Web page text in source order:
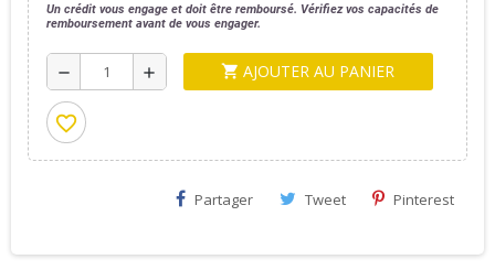
Un crédit vous engage et doit être remboursé. Vérifiez vos capacités de
remboursement avant de vous engager.
remove add shopping_cart AJOUTER AU PANIER
favorite_border
Partager Tweet Pinterest